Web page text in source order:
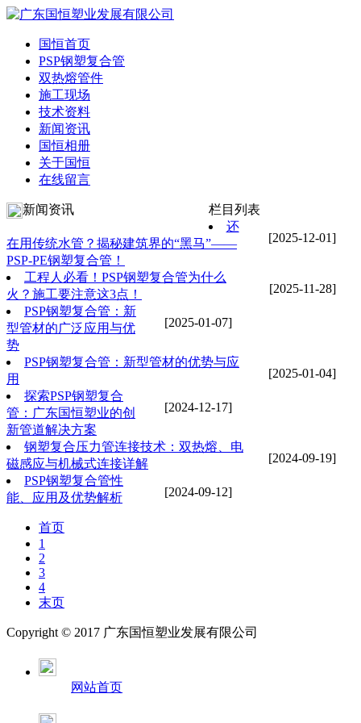
国恒首页
PSP钢塑复合管
双热熔管件
施工现场
技术资料
新闻资讯
国恒相册
关于国恒
在线留言
新闻资讯 栏目列表
[2025-12-01]
还
在用传统水管？揭秘建筑界的“黑马”——
PSP-PE钢塑复合管！
[2025-11-28]
工程人必看！PSP钢塑复合管为什么
火？施工要注意这3点！
[2025-01-07]
PSP钢塑复合管：新
型管材的广泛应用与优
势
[2025-01-04]
PSP钢塑复合管：新型管材的优势与应
用
[2024-12-17]
探索PSP钢塑复合
管：广东国恒塑业的创
新管道解决方案
[2024-09-19]
钢塑复合压力管连接技术：双热熔、电
磁感应与机械式连接详解
[2024-09-12]
PSP钢塑复合管性
能、应用及优势解析
首页
1
2
3
4
末页
Copyright © 2017 广东国恒塑业发展有限公司
网站首页